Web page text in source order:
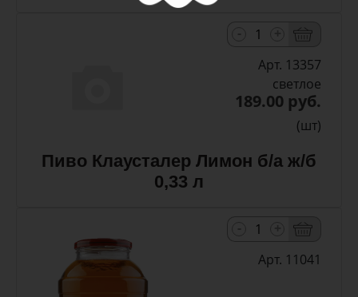
Арт. 13357
светлое
189.00 руб.
(шт)
Пиво Клаусталер Лимон б/а ж/б
0,33 л
Арт. 11041